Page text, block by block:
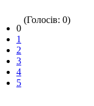
0
1
2
3
4
5
(Голосів: 0)